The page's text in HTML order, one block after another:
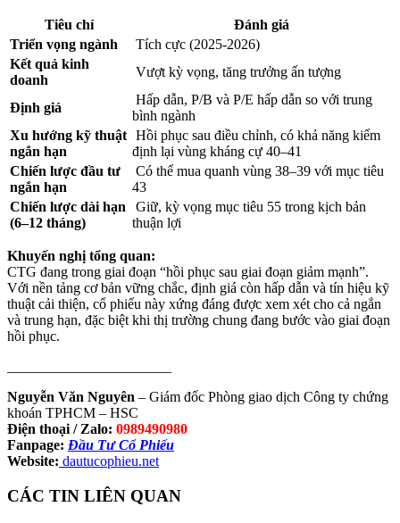
Tiêu chí
Đánh giá
Triển vọng ngành
Tích cực (2025-2026)
Kết quả kinh
doanh
Vượt kỳ vọng, tăng trưởng ấn tượng
Định giá
Hấp dẫn, P/B và P/E hấp dẫn so với trung
bình ngành
Xu hướng kỹ thuật
ngắn hạn
Hồi phục sau điều chỉnh, có khả năng kiểm
định lại vùng kháng cự 40–41
Chiến lược đầu tư
ngắn hạn
Có thể mua quanh vùng 38–39 với mục tiêu
43
Chiến lược dài hạn
(6–12 tháng)
Giữ, kỳ vọng mục tiêu 55 trong kịch bản
thuận lợi
Khuyến nghị tổng quan:
CTG đang trong giai đoạn “hồi phục sau giai đoạn giảm mạnh”.
Với nền tảng cơ bản vững chắc, định giá còn hấp dẫn và tín hiệu kỹ
thuật cải thiện, cổ phiếu này xứng đáng được xem xét cho cả ngắn
và trung hạn, đặc biệt khi thị trường chung đang bước vào giai đoạn
hồi phục.
Nguyễn Văn Nguyên – Giám đốc Phòng giao dịch Công ty chứng
khoán TPHCM – HSC
Điện thoại / Zalo: 0989490980
Fanpage: Đầu Tư Cổ Phiếu
Website: dautucophieu.net
CÁC TIN LIÊN QUAN